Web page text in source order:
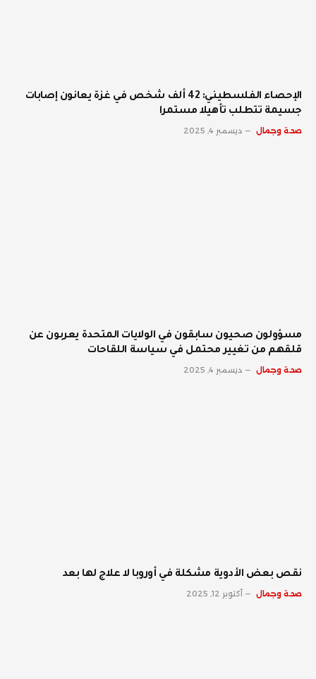
الإحصاء الفلسطيني: 42 ألف شخص في غزة يعانون إصابات
جسيمة تتطلب تأهيلا مستمرا
صحة وجمال ديسمبر 4, 2025
مسؤولون صحيون سابقون في الولايات المتحدة يعربون عن
قلقهم من تغيير محتمل في سياسة اللقاحات
صحة وجمال ديسمبر 4, 2025
نقص بعض الأدوية مشكلة في أوروبا لا علاج لها بعد
صحة وجمال أكتوبر 12, 2025